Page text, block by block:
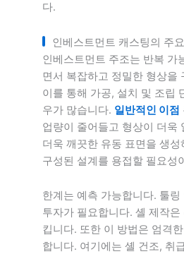
다.
인베스트먼트 캐스팅의 주
인베스트먼트 주조는 반복 가
면서 복잡하고 정밀한 형상을
이를 통해 가공, 설치 및 조립
우가 많습니다. 일반적인 이점
업량이 줄어들고 형상이 더욱
더욱 깨끗한 유동 표면을 생
구성된 설계를 용접할 필요성
한계는 예측 가능합니다. 툴
투자가 필요합니다. 셸 제작은
킵니다. 또한 이 방법은 엄격
합니다. 여기에는 셸 건조, 취